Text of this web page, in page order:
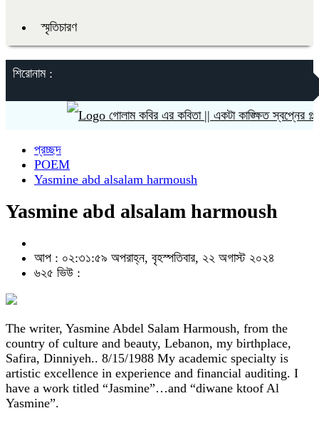
স্মৃতিচারণ
শিরোনাম :
গোলাম কবির এর কবিতা || একটা কাঙ্ক্ষিত স্বপ্নের গল্প
প্রচ্ছদ
POEM
Yasmine abd alsalam harmoush
Yasmine abd alsalam harmoush
আপ : ০২:৩১:৫৯ অপরাহ্ন, বৃহস্পতিবার, ২২ অগাস্ট ২০২৪
৬২৫ ভিউ :
The writer, Yasmine Abdel Salam Harmoush, from the
country of culture and beauty, Lebanon, my birthplace,
Safira, Dinniyeh.. 8/15/1988 My academic specialty is
artistic excellence in experience and financial auditing. I
have a work titled “Jasmine”…and “diwane ktoof Al
Yasmine”.